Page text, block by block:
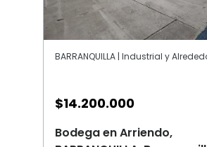
$14.200.000
Bodega en Arriendo,